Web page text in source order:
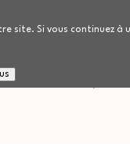
site. Si vous continuez à
rejoindre